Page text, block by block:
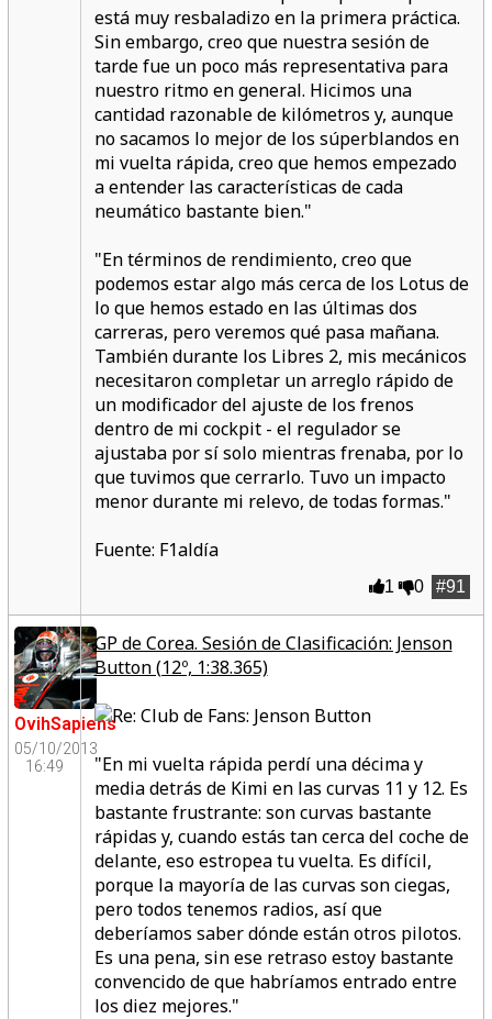
está muy resbaladizo en la primera práctica.
Sin embargo, creo que nuestra sesión de
tarde fue un poco más representativa para
nuestro ritmo en general. Hicimos una
cantidad razonable de kilómetros y, aunque
no sacamos lo mejor de los súperblandos en
mi vuelta rápida, creo que hemos empezado
a entender las características de cada
neumático bastante bien."
"En términos de rendimiento, creo que
podemos estar algo más cerca de los Lotus de
lo que hemos estado en las últimas dos
carreras, pero veremos qué pasa mañana.
También durante los Libres 2, mis mecánicos
necesitaron completar un arreglo rápido de
un modificador del ajuste de los frenos
dentro de mi cockpit - el regulador se
ajustaba por sí solo mientras frenaba, por lo
que tuvimos que cerrarlo. Tuvo un impacto
menor durante mi relevo, de todas formas."
Fuente: F1aldía
#91
1 0
OvihSapiens
05/10/2013
16:49
GP de Corea. Sesión de Clasificación: Jenson
Button (12º, 1:38.365)
"En mi vuelta rápida perdí una décima y
media detrás de Kimi en las curvas 11 y 12. Es
bastante frustrante: son curvas bastante
rápidas y, cuando estás tan cerca del coche de
delante, eso estropea tu vuelta. Es difícil,
porque la mayoría de las curvas son ciegas,
pero todos tenemos radios, así que
deberíamos saber dónde están otros pilotos.
Es una pena, sin ese retraso estoy bastante
convencido de que habríamos entrado entre
los diez mejores."